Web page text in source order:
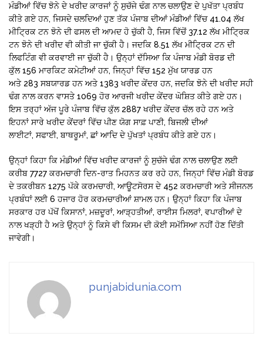
ਮੰਡੀਆਂ ਵਿੱਚ ਝੋਨੇ ਦੇ ਖਰੀਦ ਕਾਰਜਾਂ ਨੂੰ ਸੁਚੱਜੇ ਢੰਗ ਨਾਲ ਚਲਾਉਣ ਦੇ ਪੁਖੱਤਾ ਪ੍ਰਬੰਧ
ਕੀਤੇ ਗਏ ਹਨ, ਜਿਸਦੇ ਚਲਦਿਆਂ ਹੁਣ ਤੱਕ ਪੰਜਾਬ ਦੀਆਂ ਮੰਡੀਆਂ ਵਿੱਚ 41.04 ਲੱਖ
ਮੀਟ੍ਰਿਕ ਟਨ ਝੋਨੇ ਦੀ ਫਸਲ ਦੀ ਆਮਦ ਹੋ ਚੁੱਕੀ ਹੈ, ਜਿਸ ਵਿੱਚੋਂ 37.12 ਲੱਖ ਮੀਟ੍ਰਿਕ
ਟਨ ਝੋਨੇ ਦੀ ਖਰੀਦ ਵੀ ਕੀਤੀ ਜਾ ਚੁੱਕੀ ਹੈ। ਜਦਕਿ 8.51 ਲੱਖ ਮੀਟ੍ਰਿਕ ਟਨ ਦੀ
ਲਿਫਟਿੰਗ ਵੀ ਕਰਵਾਈ ਜਾ ਚੁੱਕੀ ਹੈ। ਉਨ੍ਹਾਂ ਦੱਸਿਆ ਕਿ ਪੰਜਾਬ ਮੰਡੀ ਬੋਰਡ ਦੀ
ਕੁੱਲ 156 ਮਾਰਕਿਟ ਕਮੇਟੀਆਂ ਹਨ, ਜਿਨ੍ਹਾਂ ਵਿੱਚ 152 ਮੁੱਖ ਯਾਰਡ ਹਨ
ਅਤੇ 283 ਸਬਯਾਰਡ ਹਨ ਅਤੇ 1383 ਖਰੀਦ ਕੇਂਦਰ ਹਨ, ਜਦਕਿ ਝੋਨੇ ਦੀ ਖਰੀਦ ਸਹੀ
ਢੰਗ ਨਾਲ ਕਰਨ ਵਾਸਤੇ 1069 ਹੋਰ ਆਰਜੀ ਖਰੀਦ ਕੇਂਦਰ ਘੋਸ਼ਿਤ ਕੀਤੇ ਗਏ ਹਨ।
ਇਸ ਤਰ੍ਹਾਂ ਅੱਜ ਪੂਰੇ ਪੰਜਾਬ ਵਿੱਚ ਕੁੱਲ 2887 ਖਰੀਦ ਕੇਂਦਰ ਚੱਲ ਰਹੇ ਹਨ ਅਤੇ
ਇਹਨਾਂ ਸਾਰੇ ਖਰੀਦ ਕੇਂਦਰਾਂ ਵਿੱਚ ਪੀਣ ਯੋਗ ਸਾਫ਼ ਪਾਣੀ, ਬਿਜਲੀ ਦੀਆਂ
ਲਾਈਟਾਂ, ਸਫਾਈ, ਬਾਥਰੂਮਾਂ, ਛਾਂ ਆਦਿ ਦੇ ਪੁੱਖਤਾਂ ਪ੍ਰਬੰਧ ਕੀਤੇ ਗਏ ਹਨ।
ਉਨ੍ਹਾਂ ਕਿਹਾ ਕਿ ਮੰਡੀਆਂ ਵਿੱਚ ਖਰੀਦ ਕਾਰਜਾਂ ਨੂੰ ਸੁਚੱਜੇ ਢੰਗ ਨਾਲ ਚਲਾਉਣ ਲਈ
ਕਰੀਬ 7727 ਕਰਮਚਾਰੀ ਦਿਨ-ਰਾਤ ਮਿਹਨਤ ਕਰ ਰਹੇ ਹਨ, ਜਿਨ੍ਹਾਂ ਵਿੱਚ ਮੰਡੀ ਬੋਰਡ
ਦੇ ਤਕਰੀਬਨ 1275 ਪੱਕੇ ਕਰਮਚਾਰੀ, ਆਊਟਸੋਰਸ ਦੇ 452 ਕਰਮਚਾਰੀ ਅਤੇ ਸੀਜਨਲ
ਪ੍ਰਬੰਧਾਂ ਲਈ 6 ਹਜਾਰ ਹੋਰ ਕਰਮਚਾਰੀਆਂ ਸ਼ਾਮਲ ਹਨ। ਉਨ੍ਹਾਂ ਕਿਹਾ ਕਿ ਪੰਜਾਬ
ਸਰਕਾਰ ਹਰ ਪੱਖੋਂ ਕਿਸਾਨਾਂ, ਮਜ਼ਦੂਰਾਂ, ਆੜ੍ਹਤੀਆਂ, ਰਾਈਸ ਮਿਲਰਾਂ, ਵਪਾਰੀਆਂ ਦੇ
ਨਾਲ ਖੜ੍ਹੀ ਹੈ ਅਤੇ ਉਨ੍ਹਾਂ ਨੂੰ ਕਿਸੇ ਵੀ ਕਿਸਮ ਦੀ ਕੋਈ ਸਮੱਸਿਆ ਨਹੀਂ ਹੋਣ ਦਿੱਤੀ
ਜਾਵੇਗੀ।
punjabidunia.com